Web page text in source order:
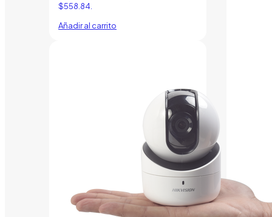
$558.84.
Añadir al carrito